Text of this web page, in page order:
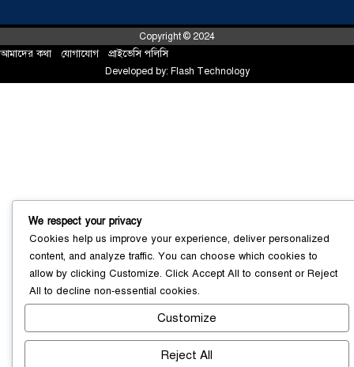
সোনারগাঁয়ে পরিত্যক্ত উন্নয়ন প্রকল্প:
ঠিকাদারের গাফিলতি নাকি তদারকির অভাব
নারায়ণগঞ্জে জাতীয় যুব শক্তির নতুন কমিটি,
Copyright © 2024
আমাদের কথা যোগাযোগ প্রাইভেসি পলিসি
Developed by: Flash Technology
We respect your privacy
Cookies help us improve your experience, deliver personalized
content, and analyze traffic. You can choose which cookies to
allow by clicking Customize. Click Accept All to consent orReject
All to decline non-essential cookies.
Customize
Reject All